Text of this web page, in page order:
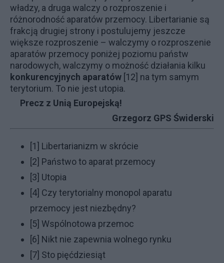
władzy, a druga walczy o rozproszenie i
różnorodność aparatów przemocy. Libertarianie są
frakcją drugiej strony i postulujemy jeszcze
większe rozproszenie – walczymy o rozproszenie
aparatów przemocy poniżej poziomu państw
narodowych, walczymy o możność działania kilku
konkurencyjnych aparatów [12] na tym samym
terytorium. To nie jest utopia.
Precz z Unią Europejską!
Grzegorz GPS Świderski
[1] Libertarianizm w skrócie
[2] Państwo to aparat przemocy
[3] Utopia
[4] Czy terytorialny monopol aparatu
przemocy jest niezbędny?
[5] Wspólnotowa przemoc
[6] Nikt nie zapewnia wolnego rynku
[7] Sto pięćdziesiąt